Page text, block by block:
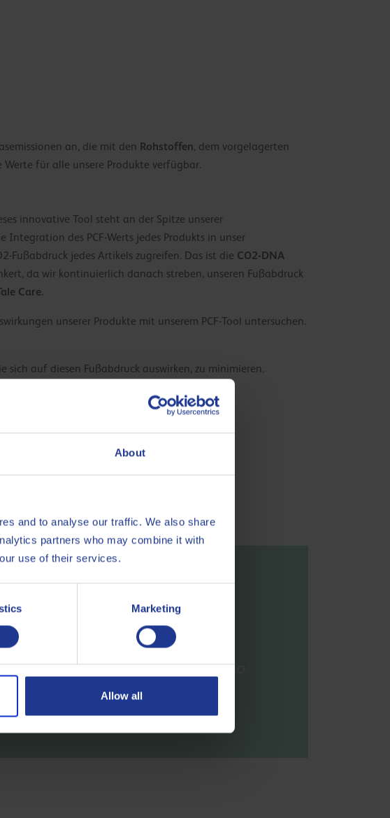
About
and to analyse our traffic. We also share
partners who may combine it with
use of their services.
Marketing
Allow all
an, die mit den Rohstoffen, dem vorgelagerten
für alle unsere Produkte verfügbar.
innovative Tool steht an der Spitze unserer
des PCF-Werts jedes Produkts in unser
Fußabdruck jedes Artikels zugreifen. Das ist die CO2-DNA
da wir kontinuierlich danach streben, unseren Fußabdruck
Care.
unserer Produkte mit unserem PCF-Tool untersuchen.
auf diesen Fußabdruck auswirken, zu minimieren.